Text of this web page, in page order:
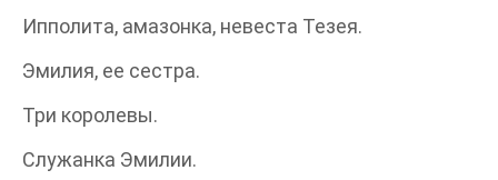
Ипполита, амазонка, невеста Тезея.
Эмилия, ее сестра.
Три королевы.
Служанка Эмилии.